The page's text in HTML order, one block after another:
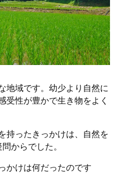
地域です。幼少より自然に
受性が豊かで生き物をよく
持ったきっかけは、自然を
からでした。
かけは何だったのです